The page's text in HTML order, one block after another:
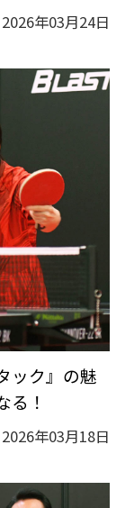
2026年03月24日
ック』の魅
る！
2026年03月18日